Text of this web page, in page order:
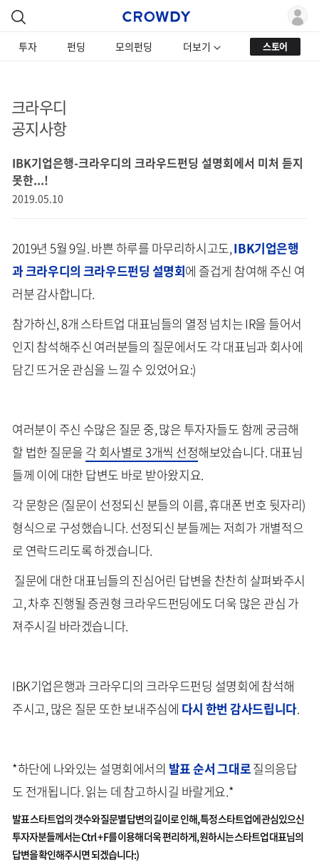
투자 펀딩 모의펀딩 더보기 스토어
크라우디
공지사항
IBK기업은행-크라우디의 크라우드펀딩 설명회에서 미처 듣지
못한...!
2019.05.10
2019년 5월 9일. 바쁜 하루를 마무리하시고도,IBK기업은행
과 크라우디의 크라우드펀딩 설명회에 즐겁게 참여해 주신 여
러분 감사합니다.
참가하신, 8개 스타트업 대표님들의 열정 넘치는 IR을 들어서
인지 참석해주신 여러분들의 질문에서도 각 대표님과 회사에
담긴 뜨거운 관심을 느낄 수 있었어요:)
여러분이 주신 수많은 질문 중, 많은 투자자들도 함께 궁금해
할 법한 질문을 각 회사별로 3개씩 선정해보았습니다. 대표님
들께 이에 대한 답변도 바로 받아왔지요.
각 문항은 (질문이 선정되신 분들의 이름, 휴대폰 번호 뒷자리)
형식으로 구성했습니다. 선정되신 분들께는 저희가 개별적으
로 연락드리도록 하겠습니다.
질문에 대한 대표님들의 진심어린 답변을 찬찬히 살펴봐주시
고, 차후 진행될 증권형 크라우드펀딩에도 더욱 많은 관심 가
져주시길 바라겠습니다.
IBK기업은행과 크라우디의 크라우드펀딩 설명회에 참석해
주시고, 많은 질문 또한 보내주심에 다시 한번 감사드립니다.
*하단에 나와있는 설명회에서의 발표 순서 그대로질의응답
도 전개됩니다. 읽는 데 참고하시길 바랄게요.*
발표 스타트업의 갯수와 질문별 답변의 길이로 인해, 특정 스타트업에 관심있으신
투자자분들께서는 Ctrl + F를 이용해 더욱 편리하게, 원하시는 스타트업 대표님의
답변을 확인해주시면 되겠습니다:)